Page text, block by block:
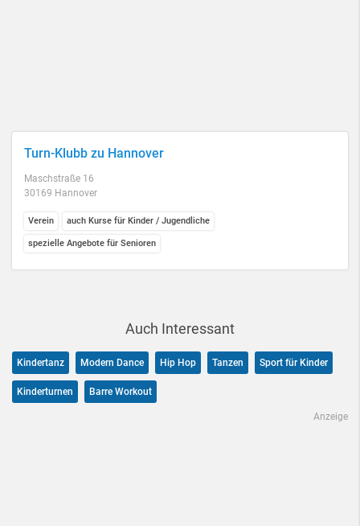
Turn-Klubb zu Hannover
Maschstraße 16
30169 Hannover
Verein auch Kurse für Kinder / Jugendliche
spezielle Angebote für Senioren
Auch Interessant
Kindertanz Modern Dance Hip Hop Tanzen Sport für Kinder
Kinderturnen Barre Workout
Anzeige